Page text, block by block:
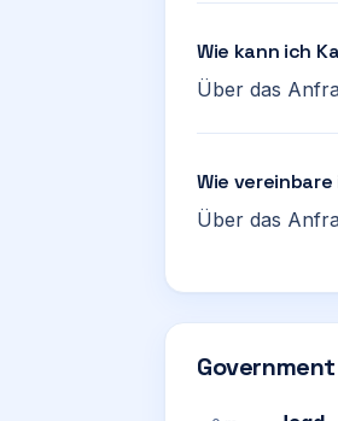
Wie kann ich
Über das
Wie
Über das